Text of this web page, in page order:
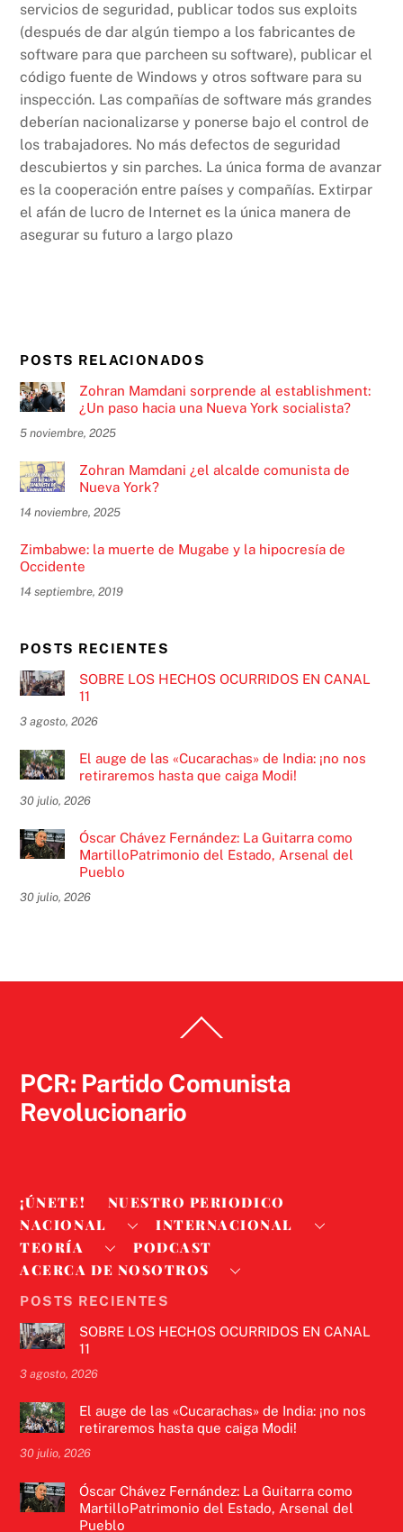
servicios de seguridad, publicar todos sus exploits
(después de dar algún tiempo a los fabricantes de
software para que parcheen su software), publicar el
código fuente de Windows y otros software para su
inspección. Las compañías de software más grandes
deberían nacionalizarse y ponerse bajo el control de
los trabajadores. No más defectos de seguridad
descubiertos y sin parches. La única forma de avanzar
es la cooperación entre países y compañías. Extirpar
el afán de lucro de Internet es la única manera de
asegurar su futuro a largo plazo
POSTS RELACIONADOS
Zohran Mamdani sorprende al establishment:
¿Un paso hacia una Nueva York socialista?
5 noviembre, 2025
Zohran Mamdani ¿el alcalde comunista de
Nueva York?
14 noviembre, 2025
Zimbabwe: la muerte de Mugabe y la hipocresía de
Occidente
14 septiembre, 2019
POSTS RECIENTES
SOBRE LOS HECHOS OCURRIDOS EN CANAL
11
3 agosto, 2026
El auge de las «Cucarachas» de India: ¡no nos
retiraremos hasta que caiga Modi!
30 julio, 2026
Óscar Chávez Fernández: La Guitarra como
MartilloPatrimonio del Estado, Arsenal del
Pueblo
30 julio, 2026
To
PCR: Partido Comunista
Revolucionario
¡ÚNETE!
NUESTRO PERIODICO
NACIONAL
INTERNACIONAL
TEORÍA
PODCAST
ACERCA DE NOSOTROS
POSTS RECIENTES
SOBRE LOS HECHOS OCURRIDOS EN CANAL
11
3 agosto, 2026
El auge de las «Cucarachas» de India: ¡no nos
retiraremos hasta que caiga Modi!
30 julio, 2026
Óscar Chávez Fernández: La Guitarra como
MartilloPatrimonio del Estado, Arsenal del
Pueblo